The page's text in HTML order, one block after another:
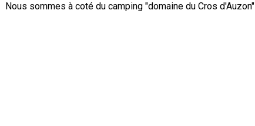
Nous sommes à coté du camping "domaine du Cros d'Auzon"